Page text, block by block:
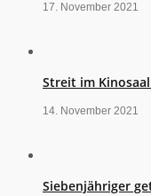
17. November 2021
Streit im
14. November 2021
Siebenjähriger